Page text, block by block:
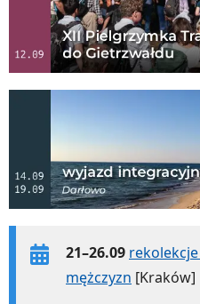
21–26.09
mężczyzn [Kraków]